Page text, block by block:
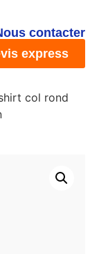
contacter
express
col rond